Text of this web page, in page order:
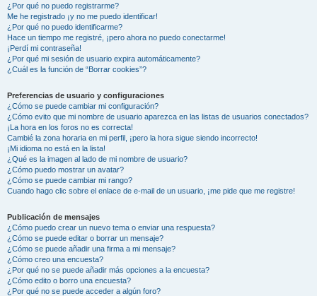
¿Por qué no puedo registrarme?
Me he registrado ¡y no me puedo identificar!
¿Por qué no puedo identificarme?
Hace un tiempo me registré, ¡pero ahora no puedo conectarme!
¡Perdí mi contraseña!
¿Por qué mi sesión de usuario expira automáticamente?
¿Cuál es la función de “Borrar cookies”?
Preferencias de usuario y configuraciones
¿Cómo se puede cambiar mi configuración?
¿Cómo evito que mi nombre de usuario aparezca en las listas de usuarios conectados?
¡La hora en los foros no es correcta!
Cambié la zona horaria en mi perfil, ¡pero la hora sigue siendo incorrecto!
¡Mi idioma no está en la lista!
¿Qué es la imagen al lado de mi nombre de usuario?
¿Cómo puedo mostrar un avatar?
¿Cómo se puede cambiar mi rango?
Cuando hago clic sobre el enlace de e-mail de un usuario, ¡me pide que me registre!
Publicación de mensajes
¿Cómo puedo crear un nuevo tema o enviar una respuesta?
¿Cómo se puede editar o borrar un mensaje?
¿Cómo se puede añadir una firma a mi mensaje?
¿Cómo creo una encuesta?
¿Por qué no se puede añadir más opciones a la encuesta?
¿Cómo edito o borro una encuesta?
¿Por qué no se puede acceder a algún foro?